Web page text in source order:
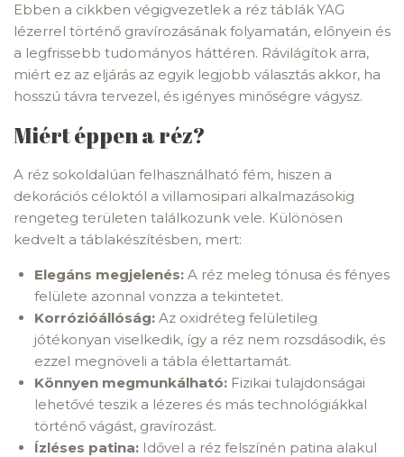
Ebben a cikkben végigvezetlek a réz táblák YAG
lézerrel történő gravírozásának folyamatán, előnyein és
a legfrissebb tudományos háttéren. Rávilágítok arra,
miért ez az eljárás az egyik legjobb választás akkor, ha
hosszú távra tervezel, és igényes minőségre vágysz.
Miért éppen a réz?
A réz sokoldalúan felhasználható fém, hiszen a
dekorációs céloktól a villamosipari alkalmazásokig
rengeteg területen találkozunk vele. Különösen
kedvelt a táblakészítésben, mert:
Elegáns megjelenés:A réz meleg tónusa és fényes
felülete azonnal vonzza a tekintetet.
Korrózióállóság:Az oxidréteg felületileg
jótékonyan viselkedik, így a réz nem rozsdásodik, és
ezzel megnöveli a tábla élettartamát.
Könnyen megmunkálható:Fizikai tulajdonságai
lehetővé teszik a lézeres és más technológiákkal
történő vágást, gravírozást.
Ízléses patina:Idővel a réz felszínén patina alakul